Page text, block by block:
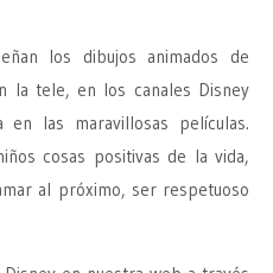
los dibujos animados de
la tele, en los canales Disney
en las maravillosas películas.
cosas positivas de la vida,
al próximo, ser respetuoso